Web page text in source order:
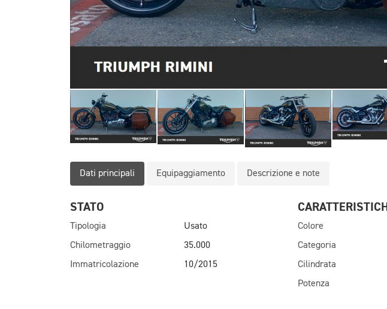
Dati principali Equipaggiamento Descrizione e note
STATO
Tipologia
Usato
Chilometraggio
35.000
Immatricolazione
10/2015
Colore
Categoria
Cilindrata
Potenza